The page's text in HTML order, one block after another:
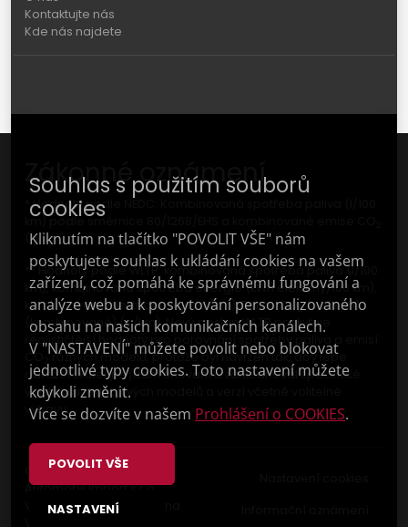
Kontaktujte nás
Kde nás najdete
Zákonné oznámení
* Hodnoty podle NEDC: Kombinovaná spotřeba paliva (l/100
km) podle směrnice 80/1268/EHS a kombinované emise CO
(g/km).
** Hodnoty podle WLTP: kombinovaná spotřeba paliva (l/100
km), kombinovaná spotřeba energie (kWh elektřiny/100 km),
kombinovaný elektrický dojezd (km); Emise CO2(vážené)
(kombinované) (g/km). Nový postup WLTP poskytuje
realističtější hodnoty pro porovnání spotřeby paliva a emisí
CO
různých modelů, protože byl navržen tak, aby lépe
odrážel skutečné jízdní chování a zohledňoval specifické
vlastnosti jednotlivých modelů a verzí včetně volitelné
výbavy.
Copyright © 2023 F
Automobil Import s.r.o.
Všechna práva vyhrazena.
Souhlas s použitím souborů
cookies
Kliknutím na tlačítko "POVOLIT VŠE" nám
poskytujete souhlas k ukládání cookies na vašem
zařízení, což pomáhá ke správnému fungování a
analýze webu a k poskytování personalizovaného
obsahu na našich komunikačních kanálech.
V "NASTAVENÍ" můžete povolit nebo blokovat
jednotlivé typy cookies. Toto nastavení můžete
kdykoli změnit.
Více se dozvíte v našem Prohlášení o COOKIES.
POVOLIT VŠE
NASTAVENÍ